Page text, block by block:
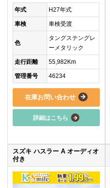
年式 H27年式
車検 車検受渡
色
タングステングレ
ーメタリック
走行距離 55,982Km
管理番号 46234
在庫お問い合わせ
詳細はこちら
スズキ ハスラー A オーディオ
付き